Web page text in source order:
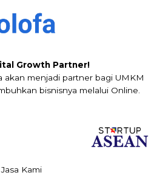
Growth Partner!
akan menjadi partner bagi UMKM
bisnisnya melalui Online.
Jasa Kami